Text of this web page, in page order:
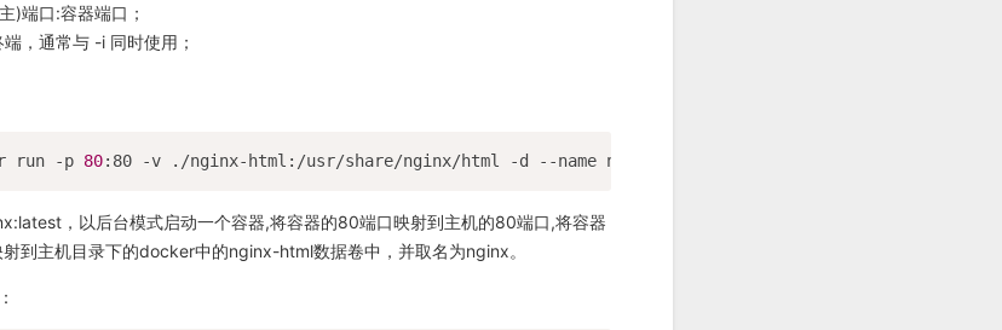
)端口:容器端口；
，通常与 -i 同时使用；
run -p 80
，以后台模式启动一个容器,将容器的80端口映射到主机的80端口,将容器
到主机目录下的docker中的nginx-html数据卷中，并取名为nginx。